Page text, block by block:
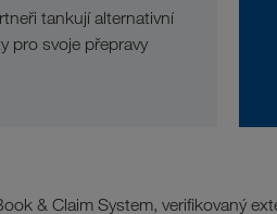
tankují alternativní
pro svoje přepravy
& Claim System, verifikovaný